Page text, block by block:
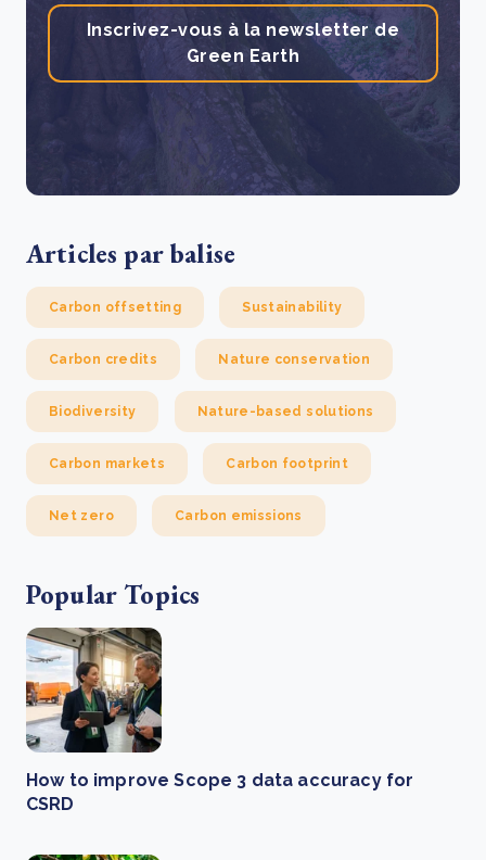
Inscrivez-vous à la newsletter de
Green Earth
Articles par balise
Carbon offsetting Sustainability
Carbon credits Nature conservation
Biodiversity Nature-based solutions
Carbon markets Carbon footprint
Net zero Carbon emissions
Popular Topics
How to improve Scope 3 data accuracy for
CSRD